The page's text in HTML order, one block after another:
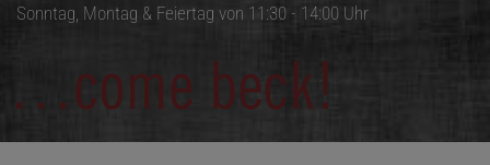
Sonntag, Montag & Feiertag von 11:30 - 14:00 Uhr